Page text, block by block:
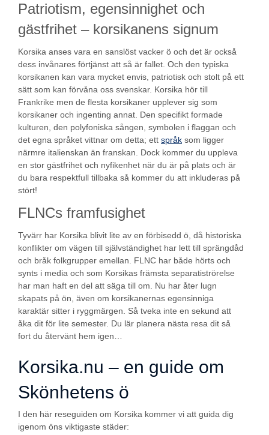
Patriotism, egensinnighet och
gästfrihet – korsikanens signum
Korsika anses vara en sanslöst vacker ö och det är också
dess invånares förtjänst att så är fallet. Och den typiska
korsikanen kan vara mycket envis, patriotisk och stolt på ett
sätt som kan förvåna oss svenskar. Korsika hör till
Frankrike men de flesta korsikaner upplever sig som
korsikaner och ingenting annat. Den specifikt formade
kulturen, den polyfoniska sången, symbolen i flaggan och
det egna språket vittnar om detta; ett språk som ligger
närmre italienskan än franskan. Dock kommer du uppleva
en stor gästfrihet och nyfikenhet när du är på plats och är
du bara respektfull tillbaka så kommer du att inkluderas på
stört!
FLNCs framfusighet
Tyvärr har Korsika blivit lite av en förbisedd ö, då historiska
konflikter om vägen till självständighet har lett till sprängdåd
och bråk folkgrupper emellan. FLNC har både hörts och
synts i media och som Korsikas främsta separatiströrelse
har man haft en del att säga till om. Nu har åter lugn
skapats på ön, även om korsikanernas egensinniga
karaktär sitter i ryggmärgen. Så tveka inte en sekund att
åka dit för lite semester. Du lär planera nästa resa dit så
fort du återvänt hem igen…
Korsika.nu – en guide om
Skönhetens ö
I den här reseguiden om Korsika kommer vi att guida dig
igenom öns viktigaste städer: